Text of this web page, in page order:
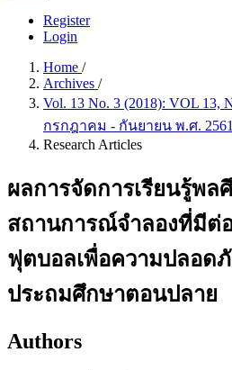
Register
Login
Home /
Archives /
Vol. 13 No. 3 (2018): VOL 13,
กรกฎาคม - กันยายน พ.ศ. 2561
Research Articles
ผลการจัดการเรียนรู้พล
สถานการณ์จำลองที่มีต่
ฟุตบอลเพื่อความปลอด
ประถมศึกษาตอนปลาย
Authors